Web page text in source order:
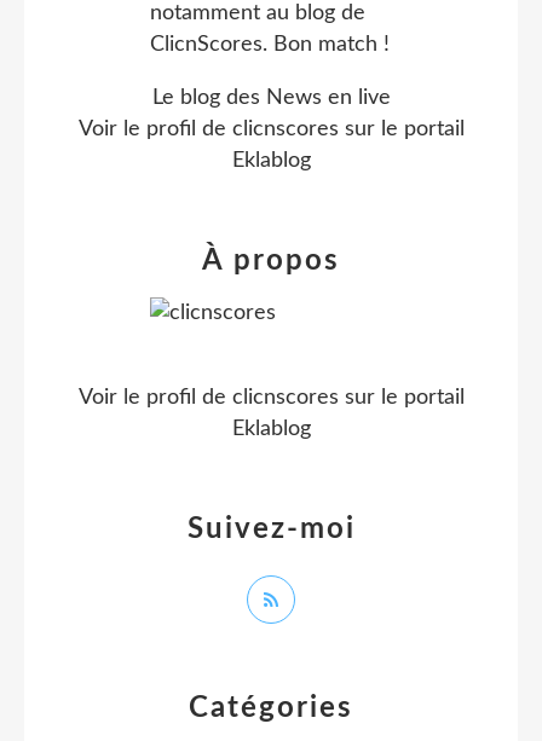
Catégories
Le blog des News en live
Voir le profil de clicnscores sur le portail
Eklablog
Suivez-moi
À propos
Voir le profil de clicnscores sur le portail
Eklablog